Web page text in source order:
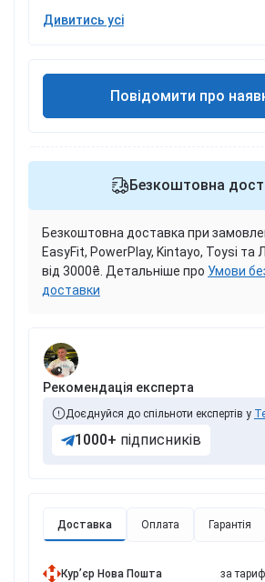
Дивитись усі
Доставка Оплата Гарантія
Курʼєр Нова Пошта за
Повідомити про
Безкоштовна
Безкоштовна доставка при
EasyFit, PowerPlay, Kintayo, Toysi та
від 3000₴. Детальніше про Умови
доставки
Рекомендація експерта
Доєднуйся до спільноти експертів у
1000+ підписників